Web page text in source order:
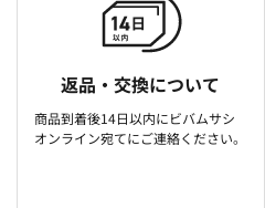
返品・交換について
商品到着後14日以内にビバムサシ
オンライン宛てにご連絡ください。